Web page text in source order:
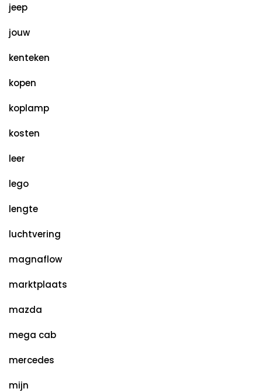
jeep
jouw
kenteken
kopen
koplamp
kosten
leer
lego
lengte
luchtvering
magnaflow
marktplaats
mazda
mega cab
mercedes
mijn